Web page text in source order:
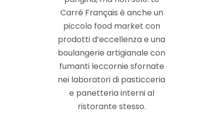
Carré Français è anche un
piccolo food market con
prodotti d’eccellenza e una
boulangerie artigianale con
fumanti leccornie sfornate
nei laboratori di pasticceria
e panetteria interni al
ristorante stesso.